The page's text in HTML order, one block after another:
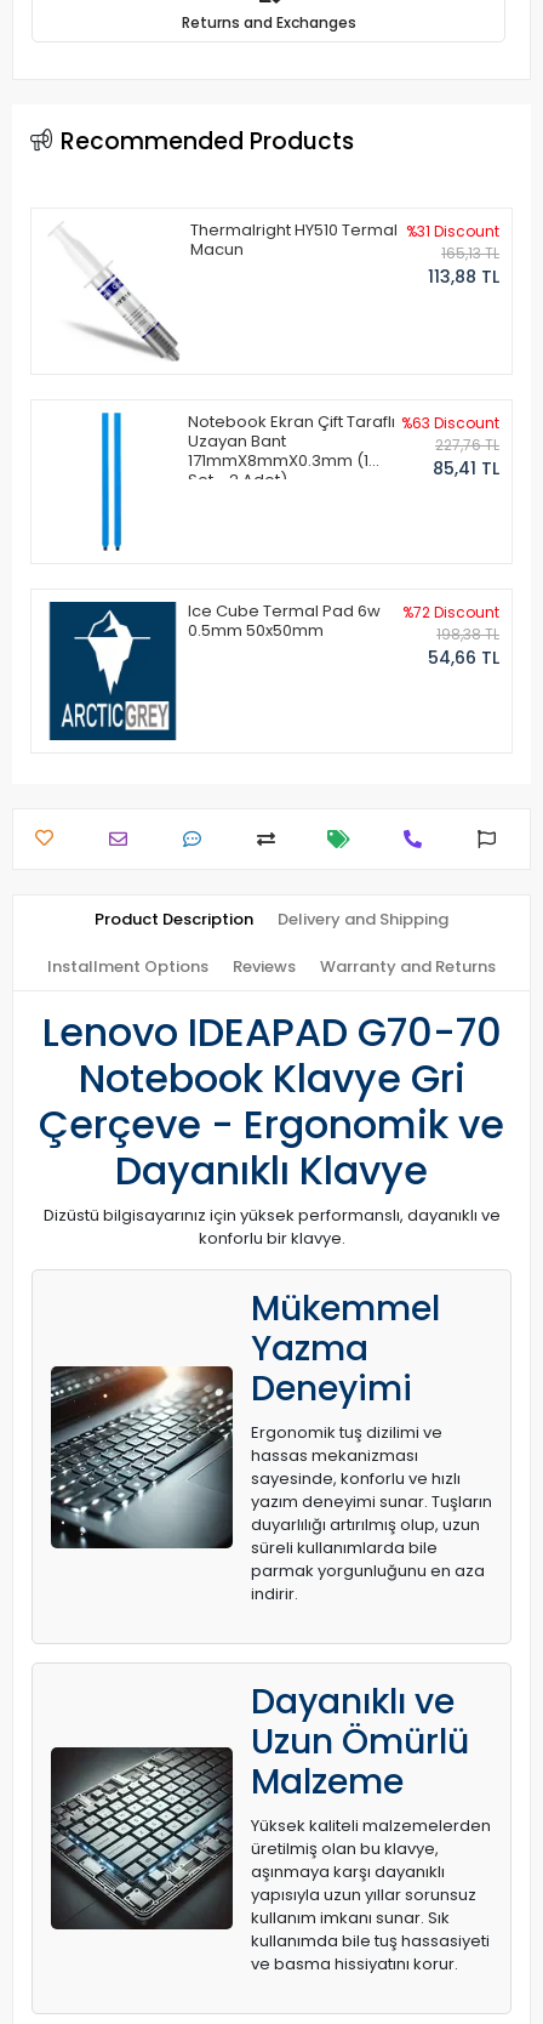
Returns and Exchanges
Recommended Products
Thermalright HY510 Termal
Macun
%31 Discount
165,13 TL
113,88 TL
Notebook Ekran Çift Taraflı
Uzayan Bant
171mmX8mmX0.3mm (1
Set - 2 Adet)
%63 Discount
227,76 TL
85,41 TL
Ice Cube Termal Pad 6w
0.5mm 50x50mm
%72 Discount
198,38 TL
54,66 TL
Product Description Delivery and Shipping
Installment Options Reviews Warranty and Returns
Lenovo IDEAPAD G70-70
Notebook Klavye Gri
Çerçeve - Ergonomik ve
Dayanıklı Klavye
Dizüstü bilgisayarınız için yüksek performanslı, dayanıklı ve
konforlu bir klavye.
Mükemmel
Yazma
Deneyimi
Ergonomik tuş dizilimi ve
hassas mekanizması
sayesinde, konforlu ve hızlı
yazım deneyimi sunar. Tuşların
duyarlılığı artırılmış olup, uzun
süreli kullanımlarda bile
parmak yorgunluğunu en aza
indirir.
Dayanıklı ve
Uzun Ömürlü
Malzeme
Yüksek kaliteli malzemelerden
üretilmiş olan bu klavye,
aşınmaya karşı dayanıklı
yapısıyla uzun yıllar sorunsuz
kullanım imkanı sunar. Sık
kullanımda bile tuş hassasiyeti
ve basma hissiyatını korur.